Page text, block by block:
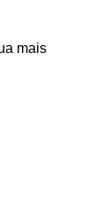
mais